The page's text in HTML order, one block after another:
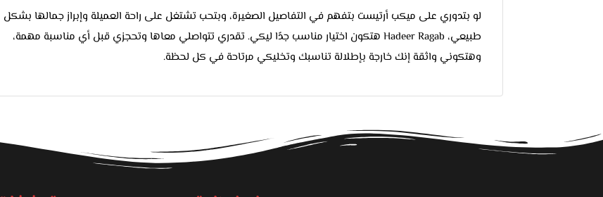
لو بتدوري على ميكب أرتيست بتفهم في التفاصيل الصغيرة، وبتحب تشتغل على راحة العميلة وإبراز جمالها بشكل
طبيعي، Hadeer Ragab هتكون اختيار مناسب جدًا ليكي. تقدري تتواصلي معاها وتحجزي قبل أي مناسبة مهمة،
وهتكوني واثقة إنك خارجة بإطلالة تناسبك وتخليكي مرتاحة في كل لحظة.